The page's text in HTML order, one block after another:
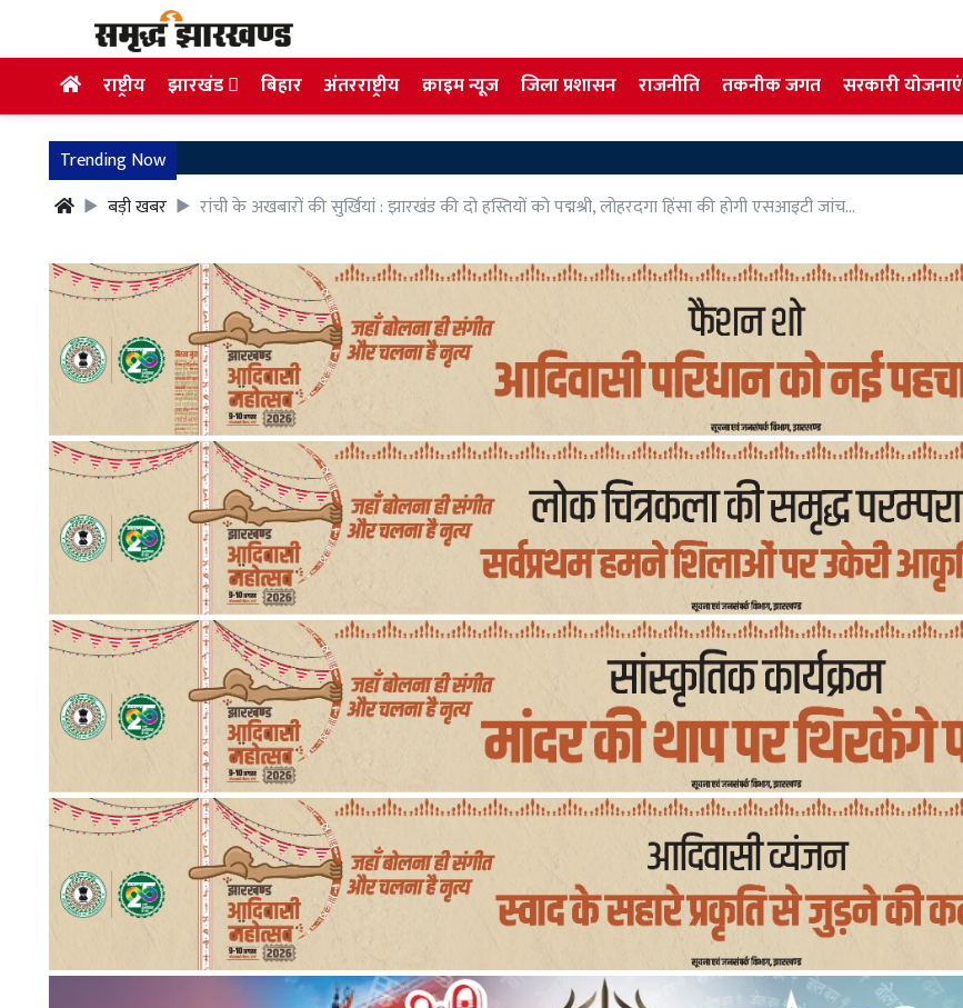
राष्ट्रीय झारखंड बिहार अंतरराष्ट्रीय क्राइम न्यूज जिला प्रशासन राजनीति तकनीक जगत सरकारी योजनाएं
Trending Now
बड़ी खबर
रांची के अखबारों की सुर्खियां : झारखंड की दो हस्तियों को पद्मश्री, लोहरदगा हिंसा की होगी एसआइटी जांच...